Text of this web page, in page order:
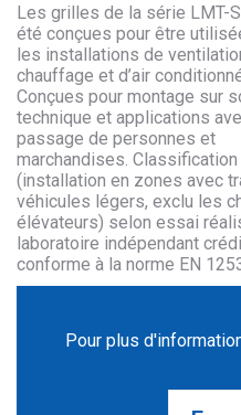
Les grilles de la série LMT-
été conçues pour être
les installations de
chauffage et d’air
Conçues pour montage sur
technique et applications
passage de personnes et
marchandises. Classification
(installation en zones avec
véhicules légers, exclu les
élévateurs) selon essai
laboratoire indépendant
conforme à la norme EN
Pour plus